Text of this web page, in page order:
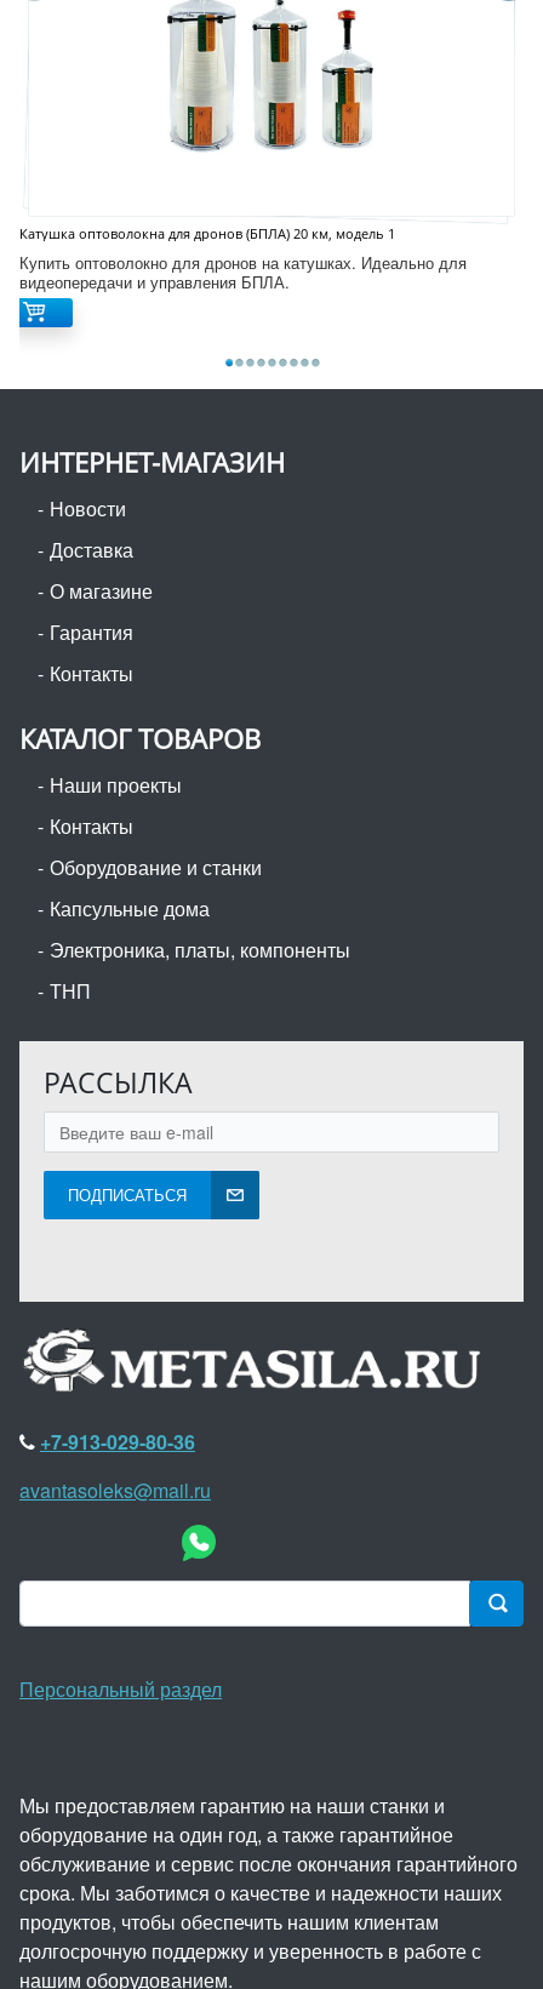
Катушка оптоволокна для дронов (БПЛА) 20 км, модель 1
Купить оптоволокно для дронов на катушках. Идеально для
видеопередачи и управления БПЛА.
ИНТЕРНЕТ-МАГАЗИН
Новости
Доставка
О магазине
Гарантия
Контакты
КАТАЛОГ ТОВАРОВ
Наши проекты
Контакты
Оборудование и станки
Капсульные дома
Электроника, платы, компоненты
ТНП
РАССЫЛКА
ПОДПИСАТЬСЯ
+7-913-029-80-36
avantasoleks@mail.ru
Персональный раздел
Мы предоставляем гарантию на наши станки и
оборудование на один год, а также гарантийное
обслуживание и сервис после окончания гарантийного
срока. Мы заботимся о качестве и надежности наших
продуктов, чтобы обеспечить нашим клиентам
долгосрочную поддержку и уверенность в работе с
нашим оборудованием.